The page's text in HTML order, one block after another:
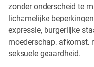
zonder onderscheid te
lichamelijke
expressie, burgerlijke
moederschap, afkomst,
seksuele geaardheid.